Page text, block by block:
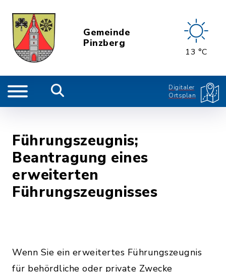
Gemeinde
Pinzberg
13 °C
Digitaler
Ortsplan
Führungszeugnis;
Beantragung eines
erweiterten
Führungszeugnisses
Wenn Sie ein erweitertes Führungszeugnis
für behördliche oder private Zwecke